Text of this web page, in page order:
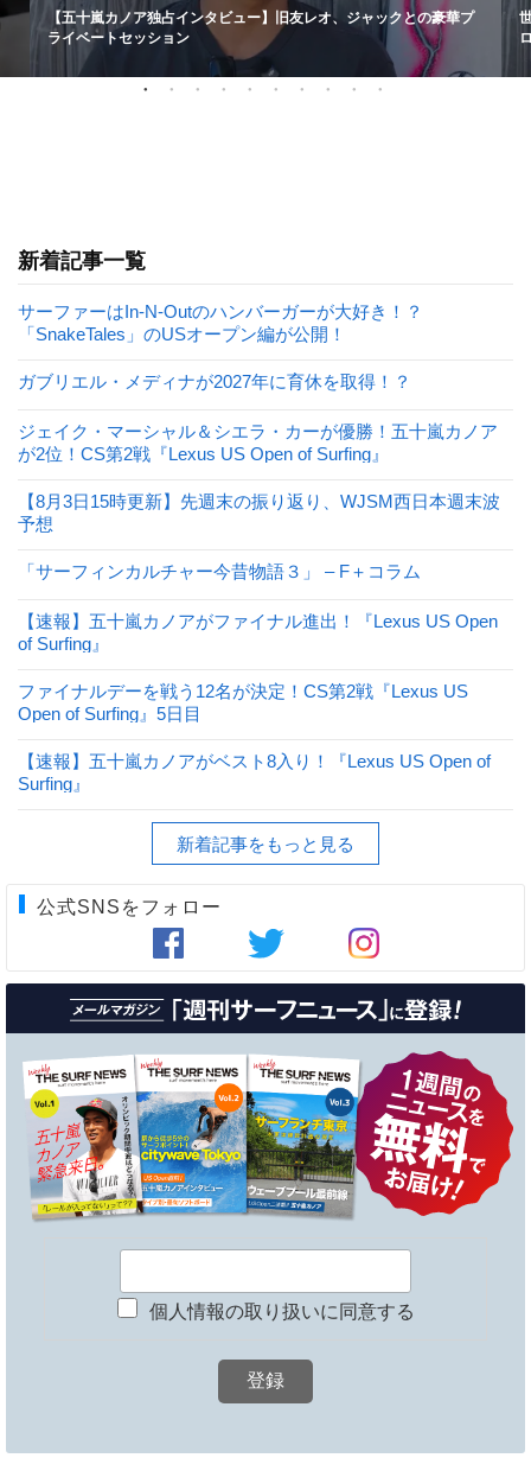
【五十嵐カノア独占インタビュー】旧友レオ、ジャックとの豪華プ
ライベートセッション
新着記事一覧
サーファーはIn-N-Outのハンバーガーが大好き！？
「SnakeTales」のUSオープン編が公開！
ガブリエル・メディナが2027年に育休を取得！？
ジェイク・マーシャル＆シエラ・カーが優勝！五十嵐カノア
が2位！CS第2戦『Lexus US Open of Surfing』
【8月3日15時更新】先週末の振り返り、WJSM西日本週末波
予想
「サーフィンカルチャー今昔物語３」 – F＋コラム
【速報】五十嵐カノアがファイナル進出！『Lexus US Open
of Surfing』
ファイナルデーを戦う12名が決定！CS第2戦『Lexus US
Open of Surfing』5日目
【速報】五十嵐カノアがベスト8入り！『Lexus US Open of
Surfing』
新着記事をもっと見る
公式SNSをフォロー
個人情報の取り扱いに同意する